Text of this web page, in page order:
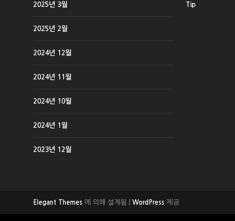
2025년 3월
2025년 2월
2024년 12월
2024년 11월
2024년 10월
2024년 1월
2023년 12월
Tip
Elegant Themes 에 의해 설계됨 |WordPress 제공